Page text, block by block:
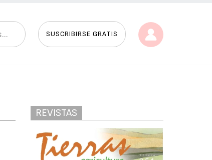
SUSCRIBIRSE GRATIS
REVISTAS